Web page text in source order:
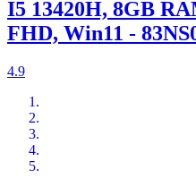
I5 13420H, 8GB
FHD, Win11 -
4.9